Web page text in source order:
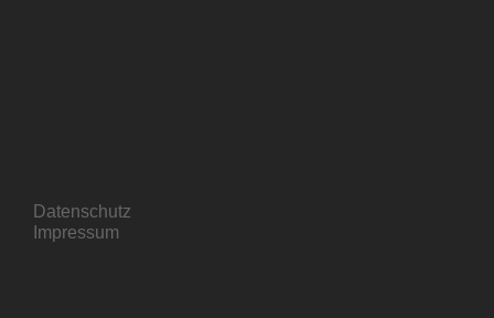
Datenschutz
Impressum